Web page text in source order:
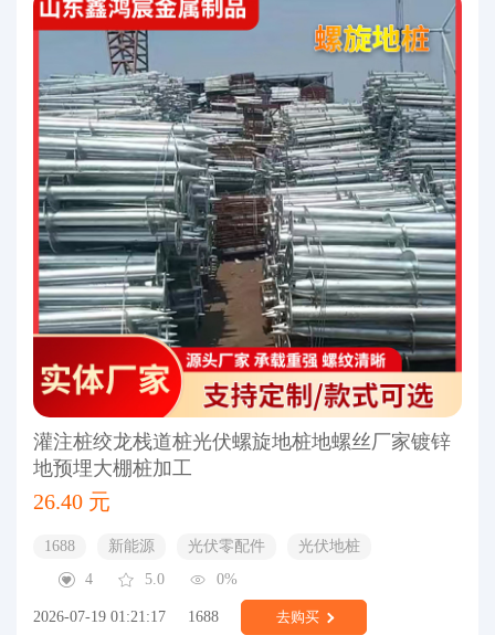
灌注桩绞龙栈道桩光伏螺旋地桩地螺丝厂家镀锌
地预埋大棚桩加工
26.40 元
1688 新能源 光伏零配件
光伏地桩
4
5.0 0%
2026-07-19 01:21:17 1688 去购买